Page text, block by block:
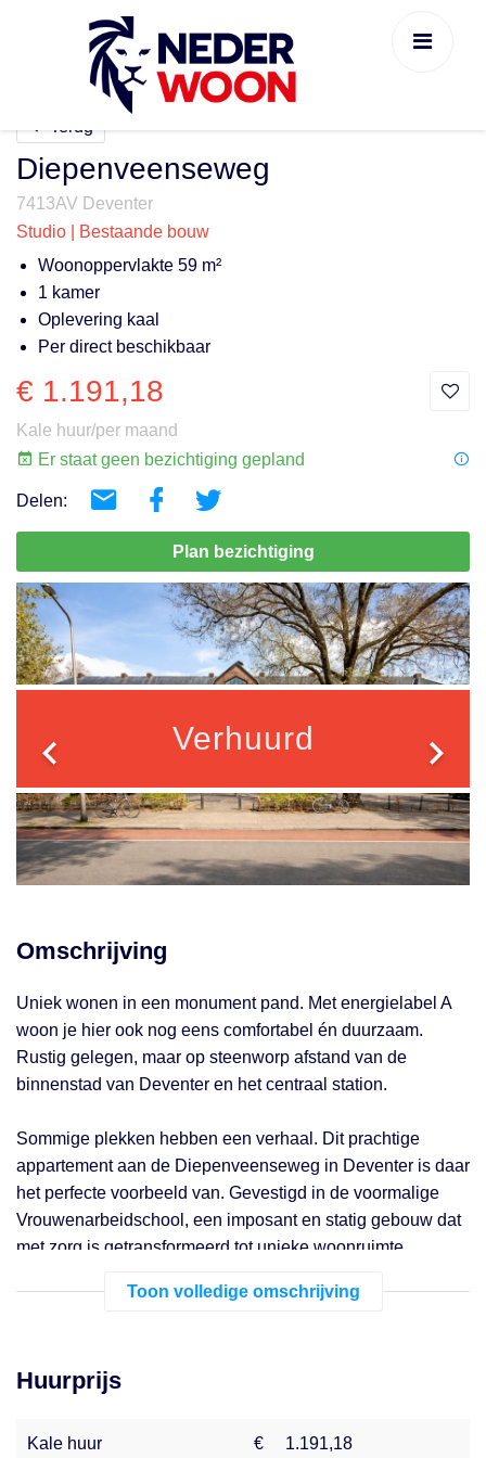
Terug
Diepenveenseweg
7413AV Deventer
Studio | Bestaande bouw
Woonoppervlakte 59 m²
1 kamer
Oplevering kaal
Per direct beschikbaar
€ 1.191,18
Kale huur/per maand
Er staat geen bezichtiging gepland
Delen:
Plan bezichtiging
Verhuurd
Omschrijving
Uniek wonen in een monument pand. Met energielabel A
woon je hier ook nog eens comfortabel én duurzaam.
Rustig gelegen, maar op steenworp afstand van de
binnenstad van Deventer en het centraal station.
Sommige plekken hebben een verhaal. Dit prachtige
appartement aan de Diepenveenseweg in Deventer is daar
het perfecte voorbeeld van. Gevestigd in de voormalige
Vrouwenarbeidschool, een imposant en statig gebouw dat
met zorg is getransformeerd tot unieke woonruimte.
Bij binnenkomst in het appartement valt direct het lichtinval
koelkast met vriesvak, kookplaat, afzuigkap en combi
wastafel en toilet. Het slaapgedeelte is deels afgeschermd.
Toon volledige omschrijving
Huurprijs
Kale huur € 1.191,18